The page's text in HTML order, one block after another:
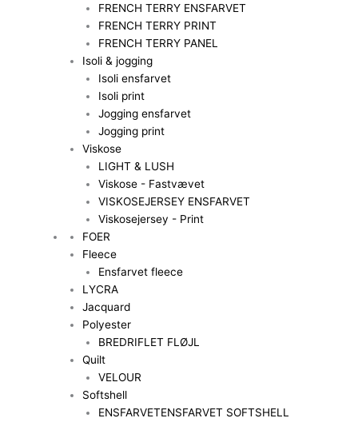
FRENCH TERRY ENSFARVET
FRENCH TERRY PRINT
FRENCH TERRY PANEL
Isoli & jogging
Isoli ensfarvet
Isoli print
Jogging ensfarvet
Jogging print
Viskose
LIGHT & LUSH
Viskose - Fastvævet
VISKOSEJERSEY ENSFARVET
Viskosejersey - Print
FOER
Fleece
Ensfarvet fleece
LYCRA
Jacquard
Polyester
BREDRIFLET FLØJL
Quilt
VELOUR
Softshell
ENSFARVETENSFARVET SOFTSHELL